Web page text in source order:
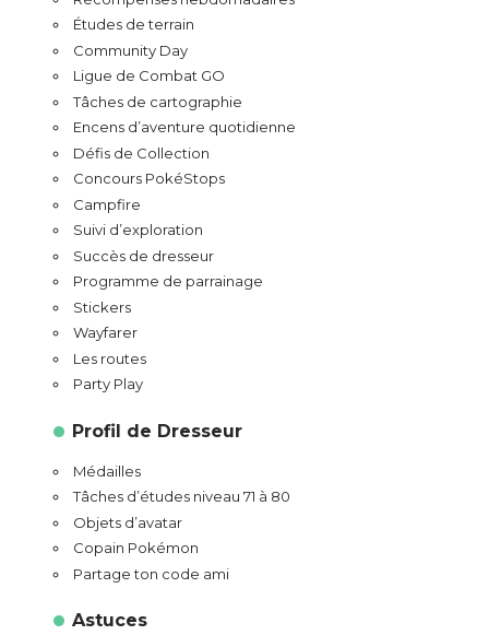
Études de terrain
Community Day
Ligue de Combat GO
Tâches de cartographie
Encens d’aventure quotidienne
Défis de Collection
Concours PokéStops
Campfire
Suivi d’exploration
Succès de dresseur
Programme de parrainage
Stickers
Wayfarer
Les routes
Party Play
Profil de Dresseur
Médailles
Tâches d’études niveau 71 à 80
Objets d’avatar
Copain Pokémon
Partage ton code ami
Astuces